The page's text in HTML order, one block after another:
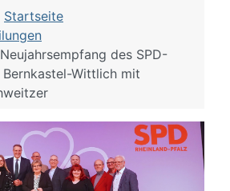
Startseite
des SPD-
Wittlich mit